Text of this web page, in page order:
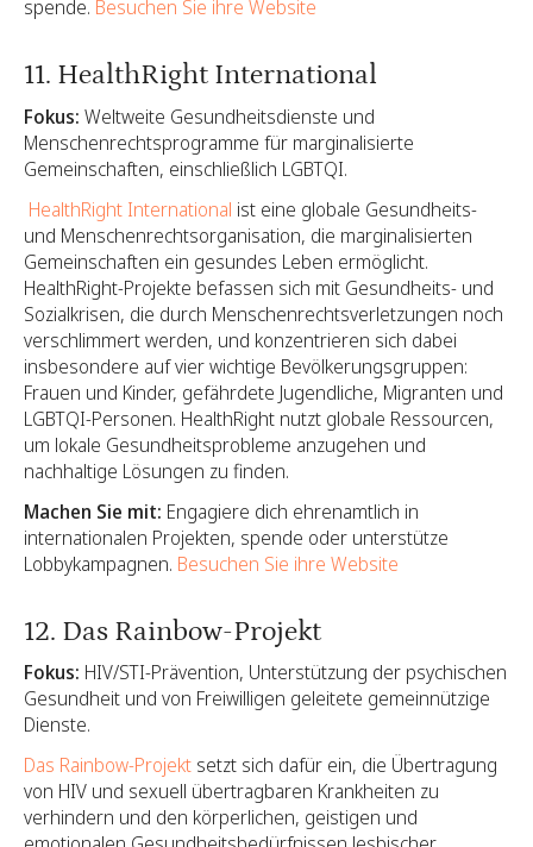
spende. Besuchen Sie ihre Website
11. HealthRight International
Fokus: Weltweite Gesundheitsdienste und
Menschenrechtsprogramme für marginalisierte
Gemeinschaften, einschließlich LGBTQI.
‍ HealthRight International ist eine globale Gesundheits-
und Menschenrechtsorganisation, die marginalisierten
Gemeinschaften ein gesundes Leben ermöglicht.
HealthRight-Projekte befassen sich mit Gesundheits- und
Sozialkrisen, die durch Menschenrechtsverletzungen noch
verschlimmert werden, und konzentrieren sich dabei
insbesondere auf vier wichtige Bevölkerungsgruppen:
Frauen und Kinder, gefährdete Jugendliche, Migranten und
LGBTQI-Personen. HealthRight nutzt globale Ressourcen,
um lokale Gesundheitsprobleme anzugehen und
nachhaltige Lösungen zu finden.
Machen Sie mit: Engagiere dich ehrenamtlich in
internationalen Projekten, spende oder unterstütze
Lobbykampagnen. Besuchen Sie ihre Website
12. Das Rainbow-Projekt
Fokus: HIV/STI-Prävention, Unterstützung der psychischen
Gesundheit und von Freiwilligen geleitete gemeinnützige
Dienste.
Das Rainbow-Projekt setzt sich dafür ein, die Übertragung
von HIV und sexuell übertragbaren Krankheiten zu
verhindern und den körperlichen, geistigen und